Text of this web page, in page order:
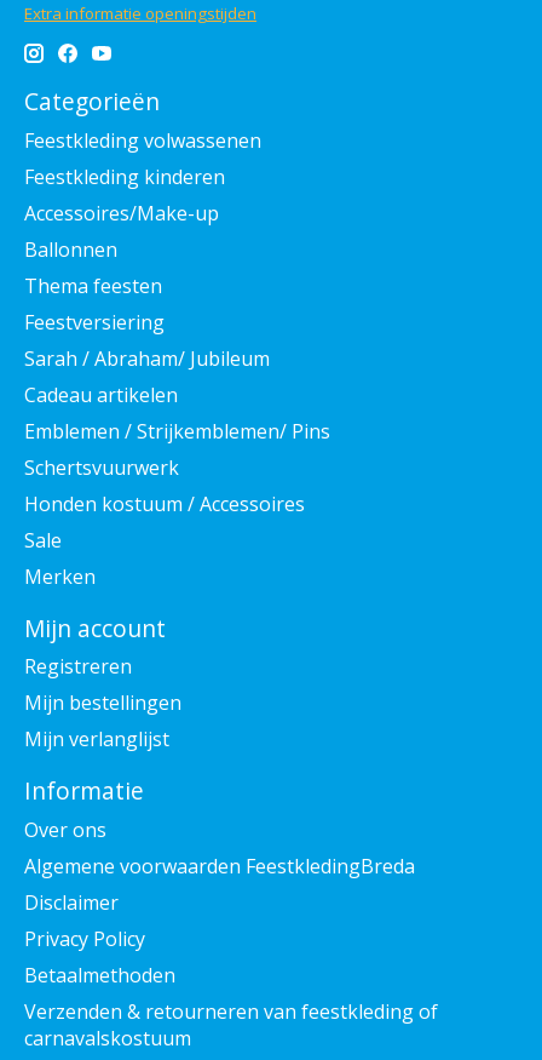
Extra informatie openingstijden
Categorieën
Feestkleding volwassenen
Feestkleding kinderen
Accessoires/Make-up
Ballonnen
Thema feesten
Feestversiering
Sarah / Abraham/ Jubileum
Cadeau artikelen
Emblemen / Strijkemblemen/ Pins
Schertsvuurwerk
Honden kostuum / Accessoires
Sale
Merken
Mijn account
Registreren
Mijn bestellingen
Mijn verlanglijst
Informatie
Over ons
Algemene voorwaarden FeestkledingBreda
Disclaimer
Privacy Policy
Betaalmethoden
Verzenden & retourneren van feestkleding of
carnavalskostuum